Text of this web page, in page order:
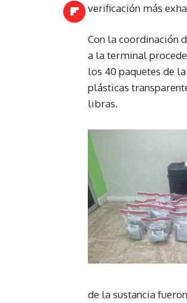
verificación más
Con la coordinación
a la terminal
los 40 paquetes de
plásticas
libras.
de la sustancia